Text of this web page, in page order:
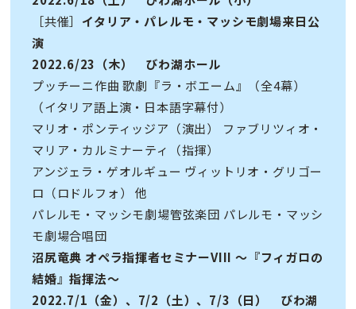
［共催］ イタリア・パレルモ・マッシモ劇場来日公
演
2022.6/23（木） びわ湖ホール
プッチーニ作曲 歌劇『ラ・ボエーム』（全4幕）
（イタリア語上演・日本語字幕付）
マリオ・ポンティッジア（演出） ファブリツィオ・
マリア・カルミナーティ（指揮）
アンジェラ・ゲオルギュー ヴィットリオ・グリゴー
ロ（ロドルフォ） 他
パレルモ・マッシモ劇場管弦楽団 パレルモ・マッシ
モ劇場合唱団
沼尻竜典 オペラ指揮者セミナーVIII 〜『フィガロの
結婚』指揮法〜
2022.7/1（金）、7/2（土）、7/3（日） びわ湖